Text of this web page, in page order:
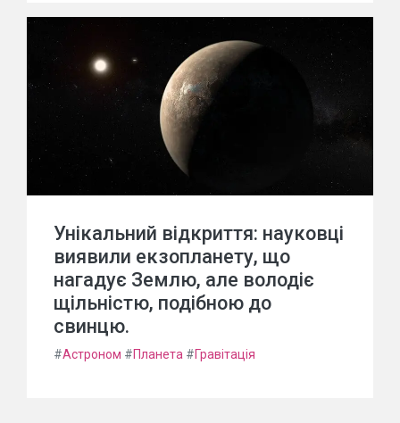
Унікальний відкриття: науковці
виявили екзопланету, що
нагадує Землю, але володіє
щільністю, подібною до
свинцю.
#Астроном #Планета #Гравітація